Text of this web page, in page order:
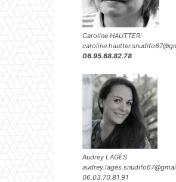
Caroline HAUTTER
06.95.68.82.78
Audrey LAGES
06.03.70.81.91